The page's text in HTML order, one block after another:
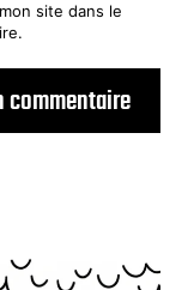
site dans le